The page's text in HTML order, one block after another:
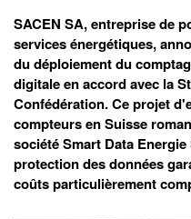
SACEN SA, entreprise de
services énergétiques,
du déploiement du
digitale en accord avec la
Confédération. Ce projet
compteurs en Suisse
société Smart Data
protection des données
coûts particulièrement